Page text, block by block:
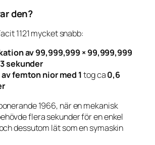
den?
1121 mycket snabb:
av 99,999,999 × 99,999,999
sekunder
femton nior med 1tog ca0,6
1966, när en mekanisk
flera sekunder för en enkel
dessutom lät som en symaskin